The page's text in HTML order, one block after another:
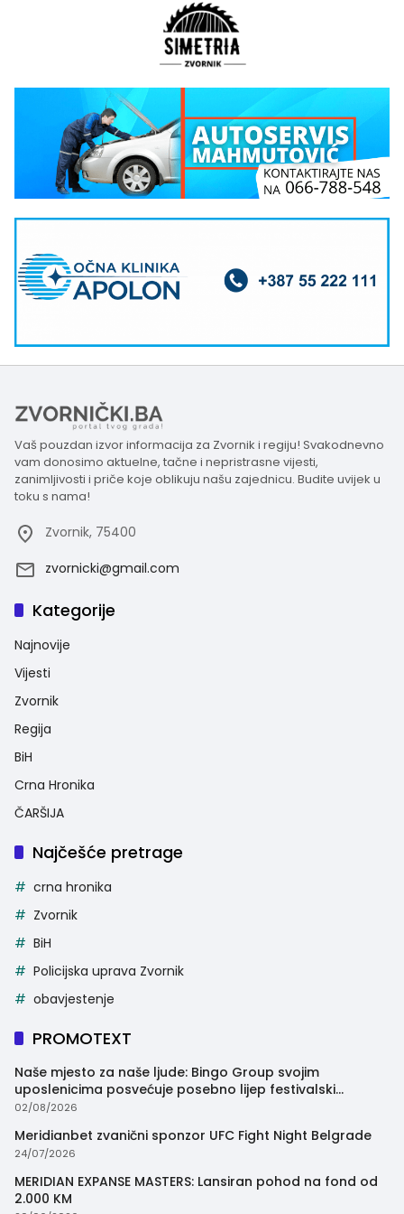
Vaš pouzdan izvor informacija za Zvornik i regiju! Svakodnevno
vam donosimo aktuelne, tačne i nepristrasne vijesti,
zanimljivosti i priče koje oblikuju našu zajednicu. Budite uvijek u
toku s nama!
Zvornik, 75400
zvornicki@gmail.com
Kategorije
Najnovije
Vijesti
Zvornik
Regija
BiH
Crna Hronika
ČARŠIJA
Najčešće pretrage
crna hronika
Zvornik
BiH
Policijska uprava Zvornik
obavjestenje
PROMOTEXT
Naše mjesto za naše ljude: Bingo Group svojim
uposlenicima posvećuje posebno lijep festivalski
trenutak
02/08/2026
Meridianbet zvanični sponzor UFC Fight Night Belgrade
24/07/2026
MERIDIAN EXPANSE MASTERS: Lansiran pohod na fond od
2.000 KM